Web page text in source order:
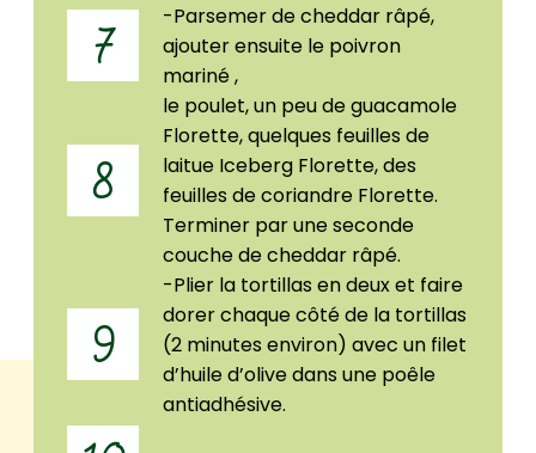
7
-Parsemer de cheddar râpé,
ajouter ensuite le poivron
mariné ,
8
le poulet, un peu de guacamole
Florette, quelques feuilles de
laitue Iceberg Florette, des
feuilles de coriandre Florette.
Terminer par une seconde
couche de cheddar râpé.
9
-Plier la tortillas en deux et faire
dorer chaque côté de la tortillas
(2 minutes environ) avec un filet
d’huile d’olive dans une poêle
antiadhésive.